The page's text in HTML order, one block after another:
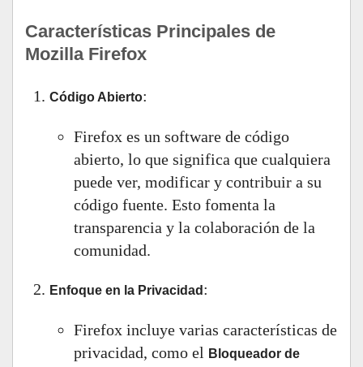
Características Principales de
Mozilla Firefox
Código Abierto:
Firefox es un software de código
abierto, lo que significa que cualquiera
puede ver, modificar y contribuir a su
código fuente. Esto fomenta la
transparencia y la colaboración de la
comunidad.
Enfoque en la Privacidad :
Firefox incluye varias características de
privacidad, como el Bloqueador de